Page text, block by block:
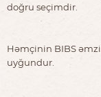
doğru seçimdir.
Həmçinin BIBS
uyğundur.